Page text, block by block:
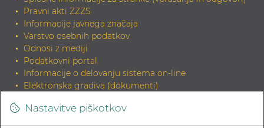
Pravni akti ZZZS
Informacije javnega značaja
Varstvo osebnih podatkov
Odnosi z mediji
Podatkovni portal
Informacije o delovanju sistema on-line
Elektronska gradiva (dokumenti)
INDOK knjižnica
Zahteva za elektronski izvirnik dokumenta in potrditev
Nastavitve piškotkov